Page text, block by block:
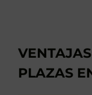
PLAZAS